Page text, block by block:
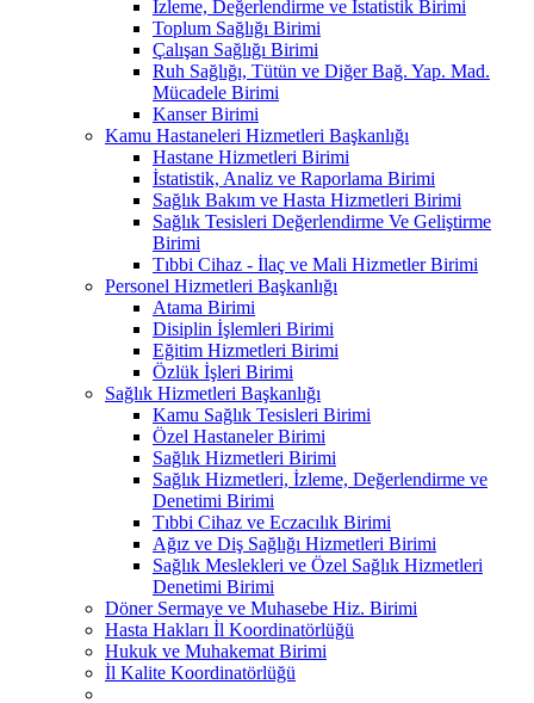
İzleme, Değerlendirme ve İstatistik Birimi
Toplum Sağlığı Birimi
Çalışan Sağlığı Birimi
Ruh Sağlığı, Tütün ve Diğer Bağ. Yap. Mad.
Mücadele Birimi
Kanser Birimi
Kamu Hastaneleri Hizmetleri Başkanlığı
Hastane Hizmetleri Birimi
İstatistik, Analiz ve Raporlama Birimi
Sağlık Bakım ve Hasta Hizmetleri Birimi
Sağlık Tesisleri Değerlendirme Ve Geliştirme
Birimi
Tıbbi Cihaz - İlaç ve Mali Hizmetler Birimi
Personel Hizmetleri Başkanlığı
Atama Birimi
Disiplin İşlemleri Birimi
Eğitim Hizmetleri Birimi
Özlük İşleri Birimi
Sağlık Hizmetleri Başkanlığı
Kamu Sağlık Tesisleri Birimi
Özel Hastaneler Birimi
Sağlık Hizmetleri Birimi
Sağlık Hizmetleri, İzleme, Değerlendirme ve
Denetimi Birimi
Tıbbi Cihaz ve Eczacılık Birimi
Ağız ve Diş Sağlığı Hizmetleri Birimi
Sağlık Meslekleri ve Özel Sağlık Hizmetleri
Denetimi Birimi
Döner Sermaye ve Muhasebe Hiz. Birimi
Hasta Hakları İl Koordinatörlüğü
Hukuk ve Muhakemat Birimi
İl Kalite Koordinatörlüğü